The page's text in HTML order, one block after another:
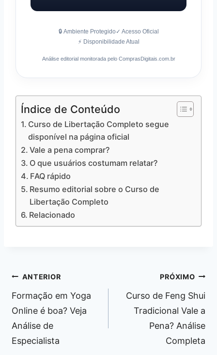
🔒 Ambiente Protegido ✓ Acesso Oficial
⚡ Disponibilidade Atual
Análise editorial monitorada pelo ComprasDigitais.com.br
Índice de Conteúdo
Curso de Libertação Completo segue
disponível na página oficial
Vale a pena comprar?
O que usuários costumam relatar?
FAQ rápido
Resumo editorial sobre o Curso de
Libertação Completo
Relacionado
Navegação
de
Post
ANTERIOR
Formação em Yoga
Online é boa? Veja
Análise de
Especialista
PRÓXIMO
Curso de Feng Shui
Tradicional Vale a
Pena? Análise
Completa